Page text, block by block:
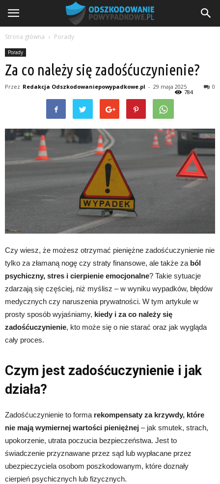
Strona główna Porady
Porady
Za co należy się zadośćuczynienie?
Przez Redakcja Odszkodowaniepowypadkowe.pl - 29 maja 2025 0
784
Czy wiesz, że możesz otrzymać pieniężne zadośćuczynienie nie
tylko za złamaną nogę czy straty finansowe, ale także za ból
psychiczny, stres i cierpienie emocjonalne? Takie sytuacje
zdarzają się częściej, niż myślisz – w wyniku wypadków, błędów
medycznych czy naruszenia prywatności. W tym artykule w
prosty sposób wyjaśniamy, kiedy i za co należy się
zadośćuczynienie, kto może się o nie starać oraz jak wygląda
cały proces.
Czym jest zadośćuczynienie i jak
działa?
Zadośćuczynienie to forma rekompensaty za krzywdy, które
nie mają wymiernej wartości pieniężnej – jak smutek, strach,
upokorzenie, utrata poczucia bezpieczeństwa. Jest to
świadczenie przyznawane przez sąd lub wypłacane przez
ubezpieczyciela osobom poszkodowanym, które doznały
cierpień psychicznych lub fizycznych.